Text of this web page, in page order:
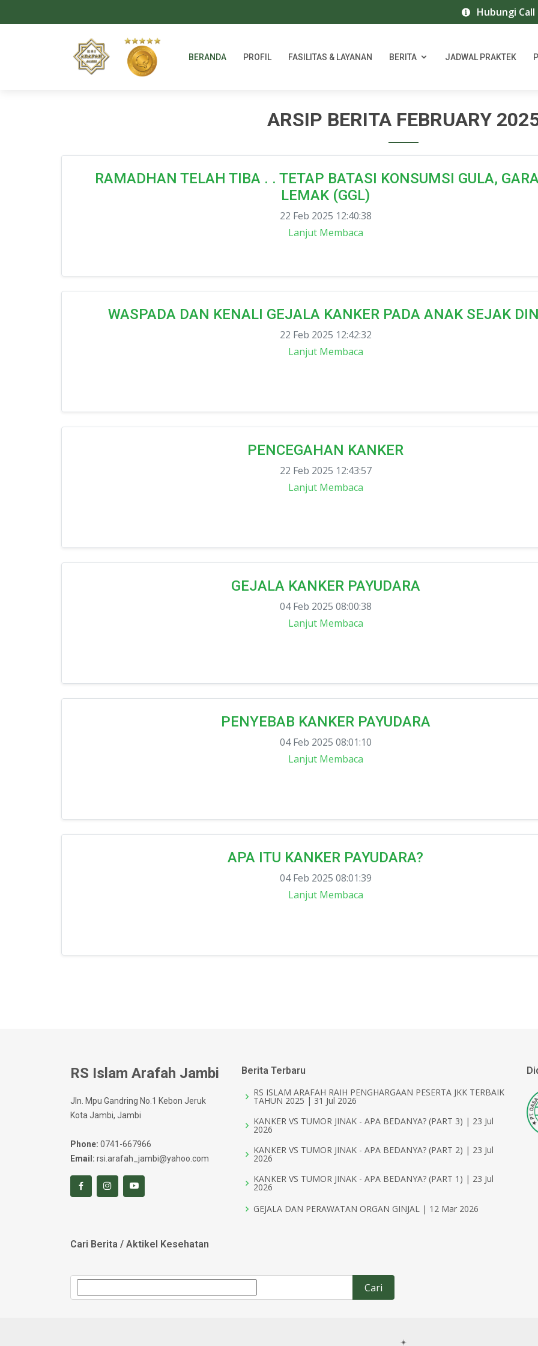
Hubungi Call
BERANDA PROFIL FASILITAS & LAYANAN BERITA JADWAL PRAKTEK
ARSIP BERITA FEBRUARY
RAMADHAN TELAH TIBA . . TETAP BATASI KONSUMSI GULA,
LEMAK (GGL)
22 Feb 2025 12:40:38
Lanjut Membaca
WASPADA DAN KENALI GEJALA KANKER PADA ANAK SEJAK
22 Feb 2025 12:42:32
Lanjut Membaca
PENCEGAHAN KANKER
22 Feb 2025 12:43:57
Lanjut Membaca
GEJALA KANKER PAYUDARA
04 Feb 2025 08:00:38
Lanjut Membaca
PENYEBAB KANKER PAYUDARA
04 Feb 2025 08:01:10
Lanjut Membaca
APA ITU KANKER PAYUDARA?
04 Feb 2025 08:01:39
Lanjut Membaca
RS Islam Arafah Jambi
Jln. Mpu Gandring No.1 Kebon Jeruk
Kota Jambi, Jambi
Phone: 0741-667966
Email: rsi.arafah_jambi@yahoo.com
Berita Terbaru
RS ISLAM ARAFAH RAIH PENGHARGAAN PESERTA JKK TERBAIK
TAHUN 2025 | 31 Jul 2026
KANKER VS TUMOR JINAK - APA BEDANYA? (PART 3) | 23 Jul
2026
KANKER VS TUMOR JINAK - APA BEDANYA? (PART 2) | 23 Jul
2026
KANKER VS TUMOR JINAK - APA BEDANYA? (PART 1) | 23 Jul
2026
GEJALA DAN PERAWATAN ORGAN GINJAL | 12 Mar 2026
Cari Berita / Aktikel Kesehatan